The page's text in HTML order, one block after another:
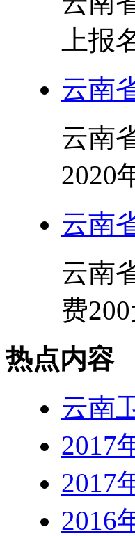
上报
云南
云南
2020
云南
云南
费
热点内容
云南
2017
2017
2016